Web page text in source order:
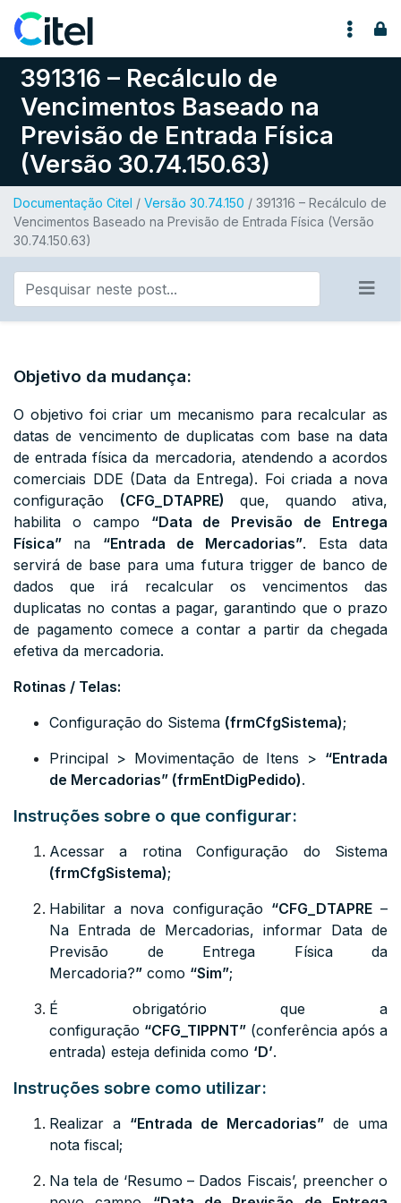
Pular para o conteúdo
391316 – Recálculo de
Vencimentos Baseado na
Previsão de Entrada Física
(Versão 30.74.150.63)
Documentação Citel / Versão 30.74.150 / 391316 – Recálculo de
Vencimentos Baseado na Previsão de Entrada Física (Versão
30.74.150.63)
Objetivo da mudança:
O objetivo foi criar um mecanismo para recalcular as
datas de vencimento de duplicatas com base na data
de entrada física da mercadoria, atendendo a acordos
comerciais DDE (Data da Entrega). Foi criada a nova
configuração (CFG_DTAPRE) que, quando ativa,
habilita o campo “Data de Previsão de Entrega
Física” na “Entrada de Mercadorias”. Esta data
servirá de base para uma futura trigger de banco de
dados que irá recalcular os vencimentos das
duplicatas no contas a pagar, garantindo que o prazo
de pagamento comece a contar a partir da chegada
efetiva da mercadoria.
Rotinas / Telas:
Configuração do Sistema (frmCfgSistema);
Principal > Movimentação de Itens > “Entrada
de Mercadorias” (frmEntDigPedido).
Instruções sobre o que configurar:
Acessar a rotina Configuração do Sistema
(frmCfgSistema);
Habilitar a nova configuração “CFG_DTAPRE–
Na Entrada de Mercadorias, informar Data de
Previsão de Entrega Física da
Mercadoria?” como “Sim”;
É obrigatório que a
configuração “CFG_TIPPNT” (conferência após a
entrada) esteja definida como ‘D’.
Instruções sobre como utilizar:
Realizar a “Entrada de Mercadorias” de uma
nota fiscal;
Na tela de ‘Resumo – Dados Fiscais’, preencher o